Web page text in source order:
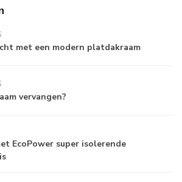
met een modern platdakraam
vervangen?
EcoPower super isolerende